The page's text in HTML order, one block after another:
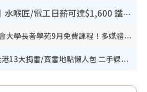
水電工入行︱水喉匠/電工日薪可達$1,600 鐵飯碗職業難被AI取代！附薪酬參考＋入行考牌途徑
長者優惠｜都會大學長者學苑9月免費課程！多媒體/微電影創作/網絡安全 附報名方法教學
捐書2026︱全港13大捐書/賣書地點懶人包 二手課本最高$150＋舊書換免費咖啡/戲票